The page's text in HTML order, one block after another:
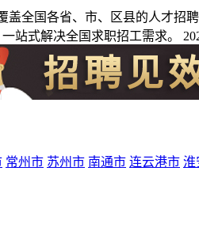
盖全国各省、市、区县的人才
站式解决全国求职招工需求。
常州市 苏州市 南通市 连云港市 淮